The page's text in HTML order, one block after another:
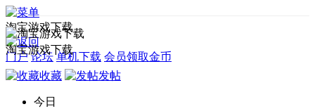
淘宝游戏下载
门户 论坛 单机下载 会员领取金币
淘宝游戏下载
收藏 发帖
今日